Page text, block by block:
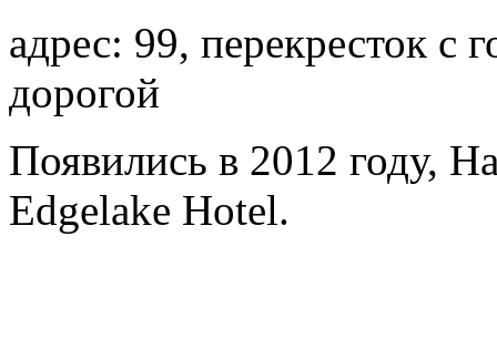
адрес: 99, перекресток с
дорогой
Появились в 2012 году,
Edgelake Hotel.